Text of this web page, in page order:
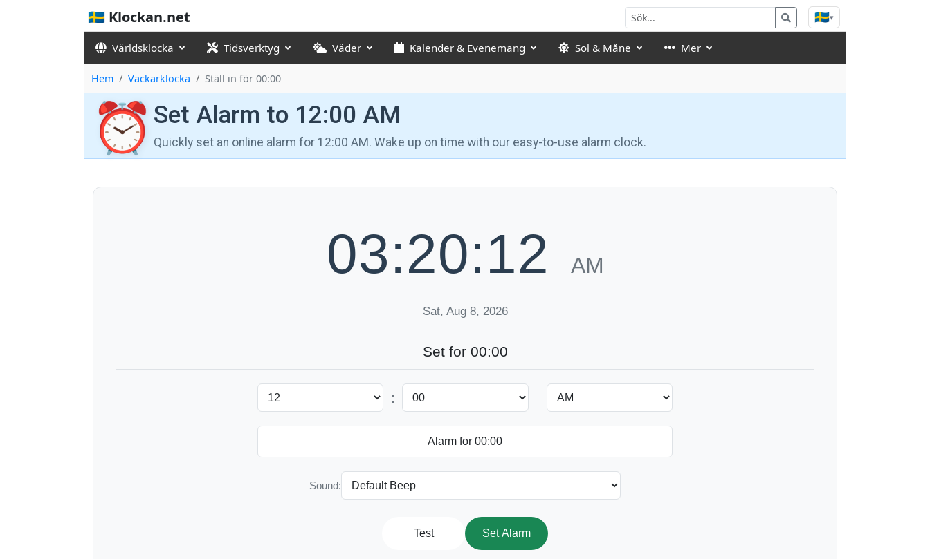
🇸🇪 Klockan.net 🇸🇪▾
Världsklocka Tidsverktyg Väder Kalender & Evenemang Sol & Måne Mer
Hem Väckarklocka Ställ in för 00:00
⏰ Set Alarm to 12:00 AM
Quickly set an online alarm for 12:00 AM. Wake up on time with our easy-to-use alarm clock.
03:20:13 AM
Sat, Aug 8, 2026
Set for 00:00
:
Sound:
Test Set Alarm